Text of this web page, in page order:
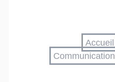
Accueil
Communication